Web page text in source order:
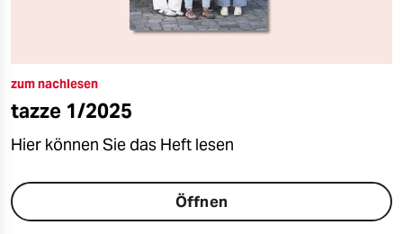
zum nachlesen
tazze 1/2025
Hier können Sie das Heft lesen
Öffnen